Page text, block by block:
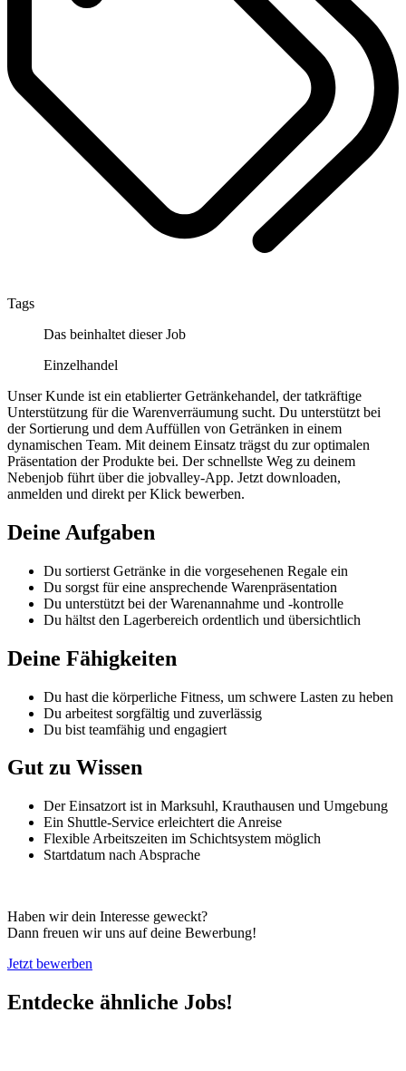
Tags
Das beinhaltet dieser Job
Einzelhandel
Unser Kunde ist ein etablierter Getränkehandel, der tatkräftige
Unterstützung für die Warenverräumung sucht. Du unterstützt bei
der Sortierung und dem Auffüllen von Getränken in einem
dynamischen Team. Mit deinem Einsatz trägst du zur optimalen
Präsentation der Produkte bei. Der schnellste Weg zu deinem
Nebenjob führt über die jobvalley-App. Jetzt downloaden,
anmelden und direkt per Klick bewerben.
Deine Aufgaben
Du sortierst Getränke in die vorgesehenen Regale ein
Du sorgst für eine ansprechende Warenpräsentation
Du unterstützt bei der Warenannahme und -kontrolle
Du hältst den Lagerbereich ordentlich und übersichtlich
Deine Fähigkeiten
Du hast die körperliche Fitness, um schwere Lasten zu heben
Du arbeitest sorgfältig und zuverlässig
Du bist teamfähig und engagiert
Gut zu Wissen
Der Einsatzort ist in Marksuhl, Krauthausen und Umgebung
Ein Shuttle-Service erleichtert die Anreise
Flexible Arbeitszeiten im Schichtsystem möglich
Startdatum nach Absprache
Haben wir dein Interesse geweckt?
Dann freuen wir uns auf deine Bewerbung!
Jetzt bewerben
Entdecke ähnliche Jobs!